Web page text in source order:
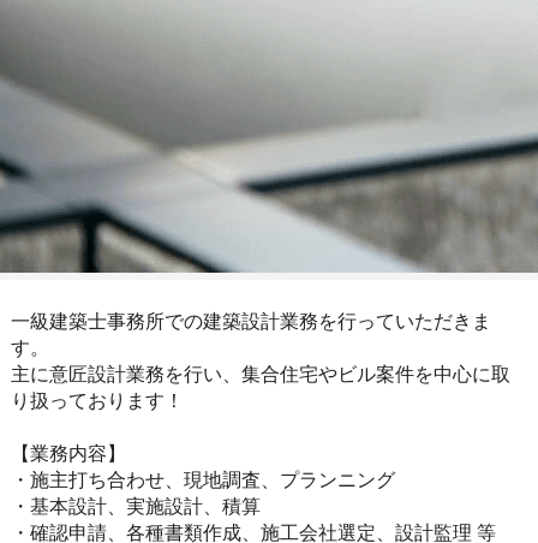
一級建築士事務所での建築設計業務を行っていただきま
す。
主に意匠設計業務を行い、集合住宅やビル案件を中心に取
り扱っております！
【業務内容】
・施主打ち合わせ、現地調査、プランニング
・基本設計、実施設計、積算
・確認申請、各種書類作成、施工会社選定、設計監理 等